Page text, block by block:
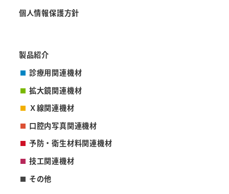
個人情報保護方針
製品紹介
診療用関連機材
拡大鏡関連機材
Ｘ線関連機材
口腔内写真関連機材
予防・衛生材料関連機材
技工関連機材
その他